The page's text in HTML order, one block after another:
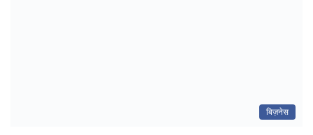
बिज़नेस